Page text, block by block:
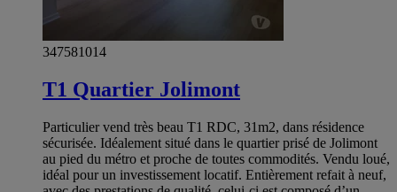
347581014
T1 Quartier Jolimont
Particulier vend très beau T1 RDC, 31m2, dans résidence
sécurisée. Idéalement situé dans le quartier prisé de Jolimont
au pied du métro et proche de toutes commodités. Vendu loué,
idéal pour un investissement locatif. Entièrement refait à neuf,